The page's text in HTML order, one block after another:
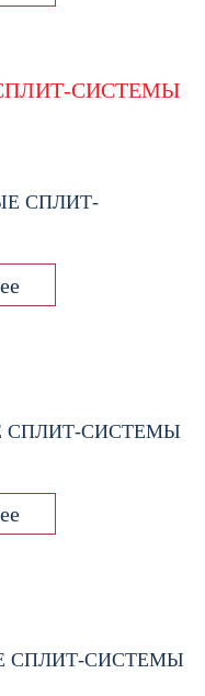
СИСТЕМЫ
СПЛИТ-
СПЛИТ-СИСТЕМЫ
СПЛИТ-СИСТЕМЫ